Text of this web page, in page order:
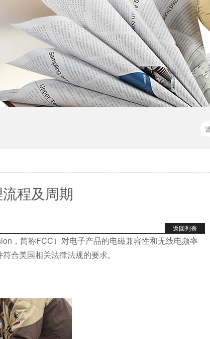
程及周期
返回列表
，简称FCC）对电子产品的电磁兼容性和无线电频率
合美国相关法律法规的要求。